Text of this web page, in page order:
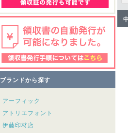
ブランドから探す
アーフィック
アトリエフォント
伊藤印材店